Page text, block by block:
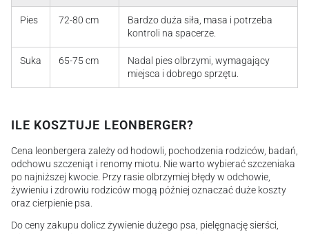
Pies 72-80 cm
Bardzo duża siła, masa i potrzeba
kontroli na spacerze.
Suka 65-75 cm
Nadal pies olbrzymi, wymagający
miejsca i dobrego sprzętu.
ILE KOSZTUJE LEONBERGER?
Cena leonbergera zależy od hodowli, pochodzenia rodziców, badań,
odchowu szczeniąt i renomy miotu. Nie warto wybierać szczeniaka
po najniższej kwocie. Przy rasie olbrzymiej błędy w odchowie,
żywieniu i zdrowiu rodziców mogą później oznaczać duże koszty
oraz cierpienie psa.
Do ceny zakupu dolicz żywienie dużego psa, pielęgnację sierści,